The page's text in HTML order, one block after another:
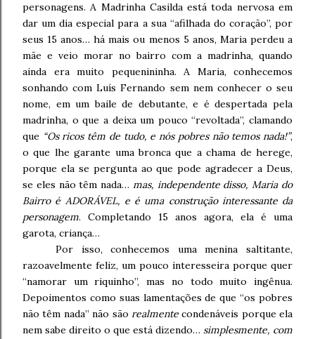
personagens. A Madrinha Casilda está toda nervosa em
dar um dia especial para a sua “afilhada do coração”, por
seus 15 anos… há mais ou menos 5 anos, Maria perdeu a
mãe e veio morar no bairro com a madrinha, quando
ainda era muito pequenininha. A Maria, conhecemos
sonhando com Luís Fernando sem nem conhecer o seu
nome, em um baile de debutante, e é despertada pela
madrinha, o que a deixa um pouco “revoltada”, clamando
que “Os ricos têm de tudo, e nós pobres não temos nada!”,
o que lhe garante uma bronca que a chama de herege,
porque ela se pergunta ao que pode agradecer a Deus,
se eles não têm nada… mas, independente disso, Maria do
Bairro é ADORÁVEL, e é uma construção interessante da
personagem. Completando 15 anos agora, ela é uma
garota, criança…
Por isso, conhecemos uma menina saltitante,
razoavelmente feliz, um pouco interesseira porque quer
“namorar um riquinho”, mas no todo muito ingênua.
Depoimentos como suas lamentações de que “os pobres
não têm nada” não são realmentecondenáveis porque ela
nem sabe direito o que está dizendo… simplesmente, com